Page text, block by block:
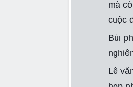
mà
cuộc
Bùi
Lê